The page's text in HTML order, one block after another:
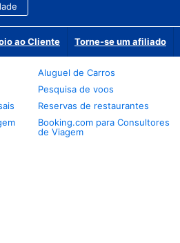
ao Cliente Torne-se um afiliado
Aluguel de Carros
Pesquisa de voos
Reservas de restaurantes
Booking.com para Consultores
de Viagem